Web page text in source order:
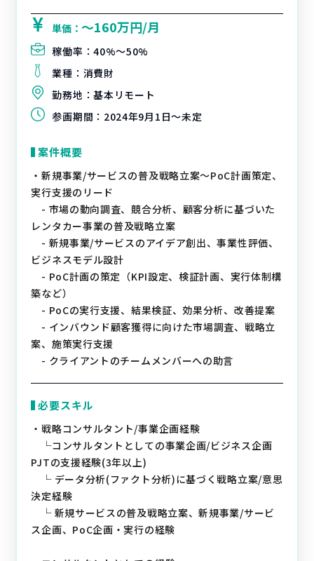
単価：〜160万円/月
稼働率：40%〜50%
業種： 消費財
勤務地：基本リモート
参画期間： 2024年9月1日～未定
案件概要
・新規事業/サービスの普及戦略立案～PoC計画策定、
実行支援のリード
- 市場の動向調査、競合分析、顧客分析に基づいた
レンタカー事業の普及戦略立案
- 新規事業/サービスのアイデア創出、事業性評価、
ビジネスモデル設計
- PoC計画の策定（KPI設定、検証計画、実行体制構
築など）
- PoCの実行支援、結果検証、効果分析、改善提案
- インバウンド顧客獲得に向けた市場調査、戦略立
案、施策実行支援
- クライアントのチームメンバーへの助言
必要スキル
・戦略コンサルタント/事業企画経験
└コンサルタントとしての事業企画/ビジネス企画
PJTの支援経験(3年以上)
└ データ分析(ファクト分析)に基づく戦略立案/意思
決定経験
└ 新規サービスの普及戦略立案、新規事業/サービ
ス企画、PoC企画・実行の経験